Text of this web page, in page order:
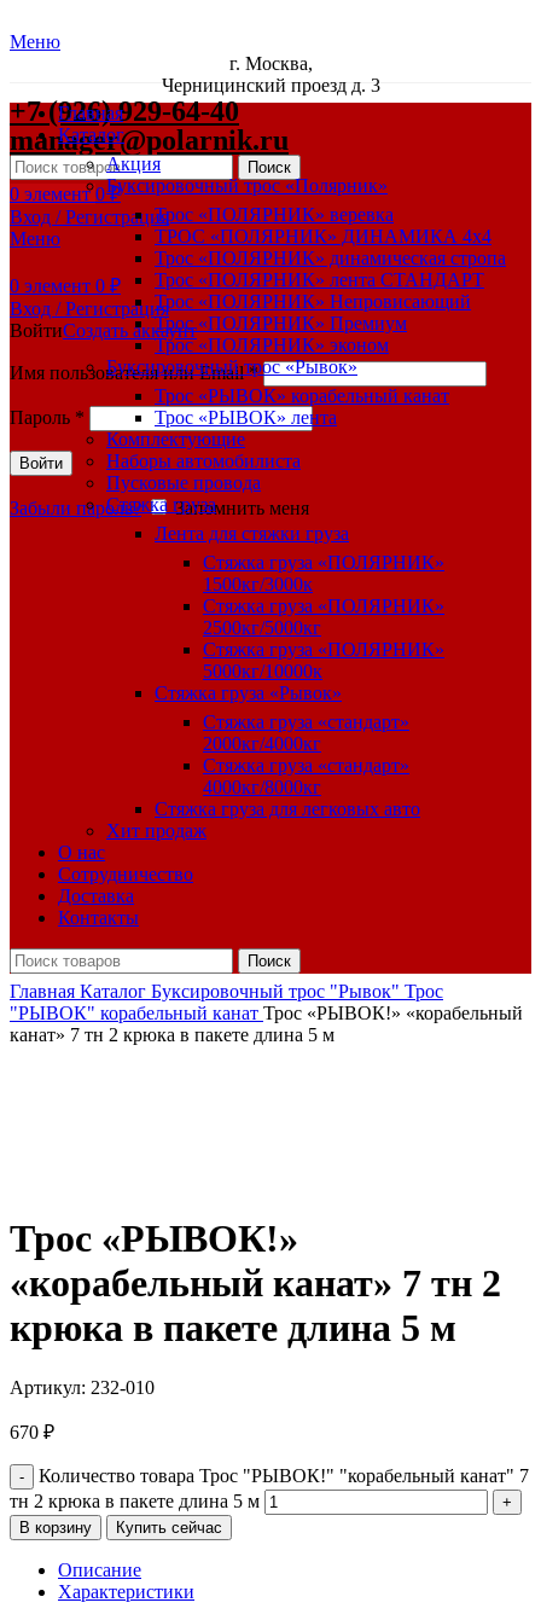
Меню
г. Москва,
Черницинский проезд д. 3
+7 (926) 929-64-40
manager@polarnik.ru
Поиск
0 элемент 0₽
Вход / Регистрация
Меню
0 элемент 0 ₽
Вход / Регистрация
ВойтиСоздать аккаунт
Имя пользователя или Email*
Пароль *
Войти
Забыли пароль? Запомнить меня
Главная
Каталог
Акция
Буксировочный трос «Полярник»
Трос «ПОЛЯРНИК» веревка
ТРОС «ПОЛЯРНИК» ДИНАМИКА 4х4
Трос «ПОЛЯРНИК» динамическая стропа
Трос «ПОЛЯРНИК» лента СТАНДАРТ
Трос «ПОЛЯРНИК» Непровисающий
Трос «ПОЛЯРНИК» Премиум
Трос «ПОЛЯРНИК» эконом
Буксировочный трос «Рывок»
Трос «РЫВОК» корабельный канат
Трос «РЫВОК» лента
Комплектующие
Наборы автомобилиста
Пусковые провода
Стяжка груза
Лента для стяжки груза
Стяжка груза «ПОЛЯРНИК»
1500кг/3000к
Стяжка груза «ПОЛЯРНИК»
2500кг/5000кг
Стяжка груза «ПОЛЯРНИК»
5000кг/10000к
Стяжка груза «Рывок»
Стяжка груза «стандарт»
2000кг/4000кг
Стяжка груза «стандарт»
4000кг/8000кг
Стяжка груза для легковых авто
Хит продаж
О нас
Сотрудничество
Доставка
Контакты
Поиск
Главная Каталог Буксировочный трос "Рывок" Трос
"РЫВОК" корабельный канат Трос «РЫВОК!» «корабельный
канат» 7 тн 2 крюка в пакете длина 5 м
Трос «РЫВОК!»
«корабельный канат» 7 тн 2
крюка в пакете длина 5 м
Артикул: 232-010
670 ₽
Количество товара Трос "РЫВОК!" "корабельный канат" 7
тн 2 крюка в пакете длина 5 м
В корзину Купить сейчас
Описание
Характеристики